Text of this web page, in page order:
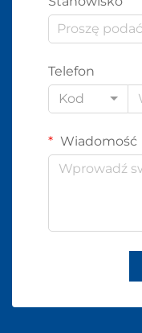
Telefon
Kod
Wiadomość